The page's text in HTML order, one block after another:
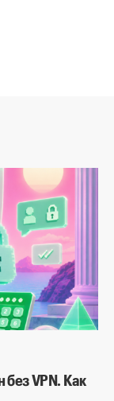
без VPN. Как